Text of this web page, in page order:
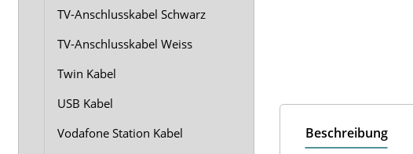
Beschreibung
TV-Anschlusskabel Schwarz
TV-Anschlusskabel Weiss
Twin Kabel
USB Kabel
Vodafone Station Kabel